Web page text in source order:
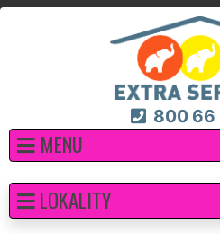
800 66
MENU
LOKALITY